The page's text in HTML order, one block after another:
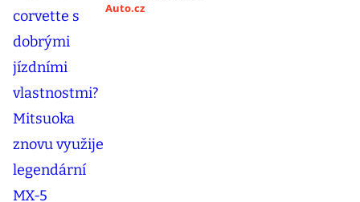
Auto.cz